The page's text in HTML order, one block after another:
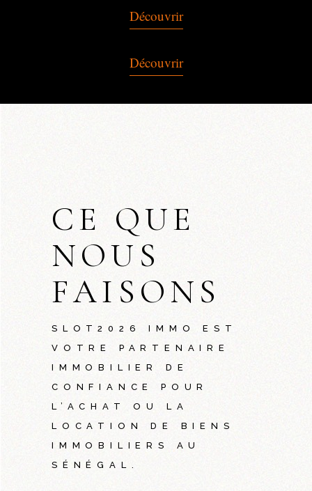
Découvrir
Découvrir
CE QUE
NOUS
FAISONS
SLOT2026
IMMO EST
VOTRE PARTENAIRE
IMMOBILIER DE
CONFIANCE POUR
L’ACHAT OU LA
LOCATION DE BIENS
IMMOBILIERS AU
SÉNÉGAL.